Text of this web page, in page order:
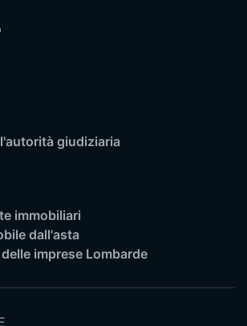
giudiziaria
immobiliari
dall'asta
imprese Lombarde